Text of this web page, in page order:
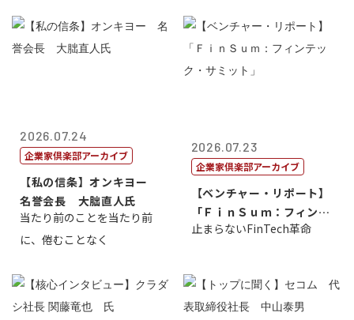
2026.07.24
企業家倶楽部アーカイブ
【私の信条】オンキヨー
名誉会長 大朏直人氏
当たり前のことを当たり前
に、倦むことなく
2026.07.23
企業家倶楽部アーカイブ
【ベンチャー・リポート】
「ＦｉｎＳｕｍ：フィンテ
ック・サミッ...
止まらないFinTech革命